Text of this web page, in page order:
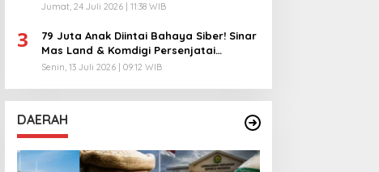
Jumat, 24 Juli 2026 | 11:38 WIB
3
79 Juta Anak Diintai Bahaya Siber! Sinar
Mas Land & Komdigi Persenjatai
Ratusan Guru!
Senin, 13 Juli 2026 | 09:12 WIB
DAERAH